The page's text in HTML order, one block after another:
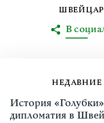
История
дипломатия в
В